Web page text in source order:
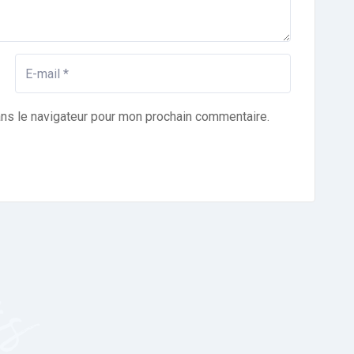
le navigateur pour mon prochain commentaire.